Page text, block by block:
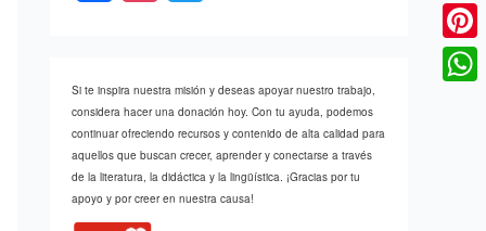
e
b
o
o
t
a
g
r
t
t
e
r
Si te inspira nuestra misión y deseas apoyar nuestro trabajo,
considera hacer una donación hoy. Con tu ayuda, podemos
continuar ofreciendo recursos y contenido de alta calidad para
aquellos que buscan crecer, aprender y conectarse a través
de la literatura, la didáctica y la lingüística. ¡Gracias por tu
apoyo y por creer en nuestra causa!